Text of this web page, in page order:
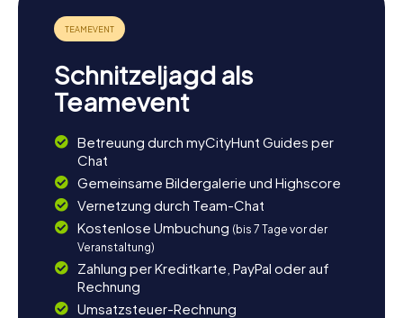
Schnitzeljagd als
Teamevent
Betreuung durch myCityHunt Guides per
Chat
Gemeinsame Bildergalerie und Highscore
Vernetzung durch Team-Chat
Kostenlose Umbuchung (bis 7 Tage vor der
Veranstaltung)
Zahlung per Kreditkarte, PayPal oder auf
Rechnung
Umsatzsteuer-Rechnung